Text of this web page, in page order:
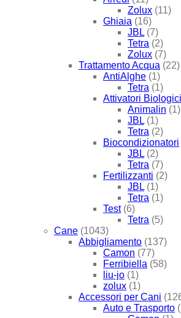
Zolux (11)
Ghiaia (16)
JBL (7)
Tetra (2)
Zolux (7)
Trattamento Acqua (22)
AntiAlghe (1)
Tetra (1)
Attivatori Biologici
Animalin (1)
JBL (1)
Tetra (2)
Biocondizionatori
JBL (2)
Tetra (7)
Fertilizzanti (2)
JBL (1)
Tetra (1)
Test (6)
Tetra (5)
Cane (1043)
Abbigliamento (137)
Camon (77)
Ferribiella (58)
liu-jo (1)
zolux (1)
Accessori per Cani
Auto e Trasporto